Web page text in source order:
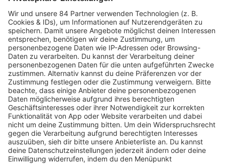
MEHR LESEN
HOME
RADIOS
barba radio
Lagerfeuer
Füße hoch
Schmusekatze